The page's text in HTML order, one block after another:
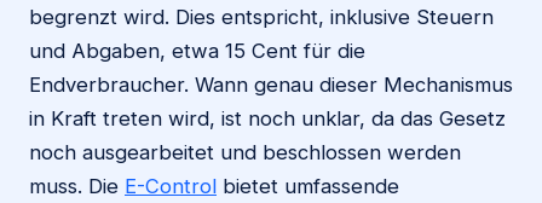
begrenzt wird. Dies entspricht, inklusive Steuern
und Abgaben, etwa 15 Cent für die
Endverbraucher. Wann genau dieser Mechanismus
in Kraft treten wird, ist noch unklar, da das Gesetz
noch ausgearbeitet und beschlossen werden
muss. Die E-Control bietet umfassende